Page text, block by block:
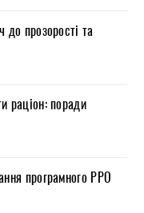
до прозорості та
раціон: поради
програмного РРО